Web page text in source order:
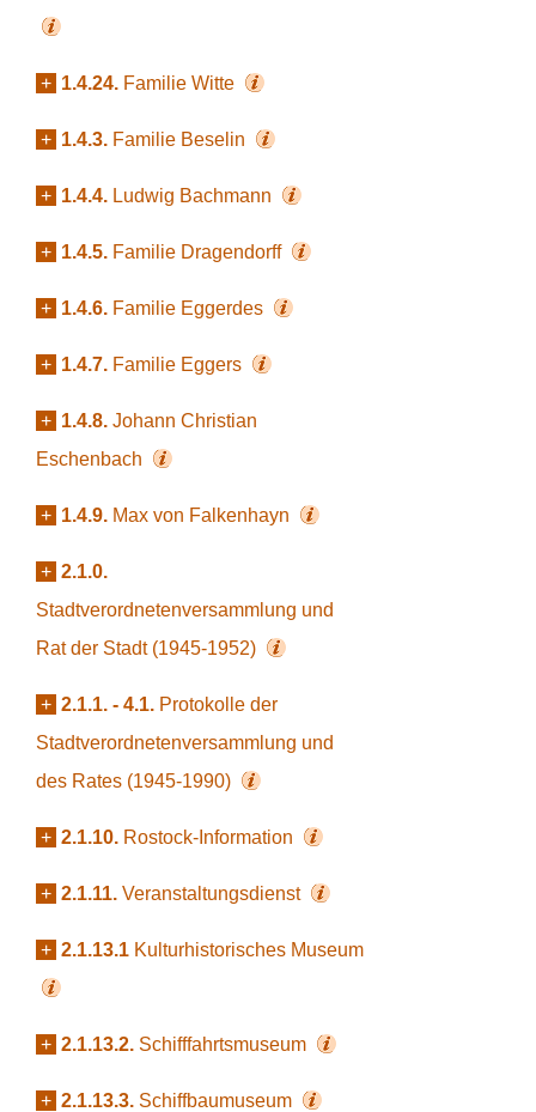
+ 1.4.24. Familie Witte
+ 1.4.3. Familie Beselin
+ 1.4.4. Ludwig Bachmann
+ 1.4.5. Familie Dragendorff
+ 1.4.6. Familie Eggerdes
+ 1.4.7. Familie Eggers
+ 1.4.8. Johann Christian
Eschenbach
+ 1.4.9. Max von Falkenhayn
+ 2.1.0.
Stadtverordnetenversammlung und
Rat der Stadt (1945-1952)
+ 2.1.1. - 4.1. Protokolle der
Stadtverordnetenversammlung und
des Rates (1945-1990)
+ 2.1.10. Rostock-Information
+ 2.1.11. Veranstaltungsdienst
+ 2.1.13.1 Kulturhistorisches Museum
+ 2.1.13.2. Schifffahrtsmuseum
+ 2.1.13.3. Schiffbaumuseum